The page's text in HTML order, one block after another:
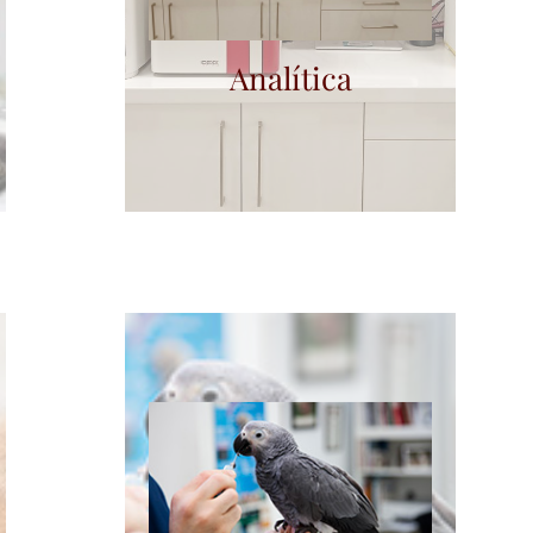
Analítica
leer mas
En los últimos años, gran
variedad de especies animales
se han ido incorporando a